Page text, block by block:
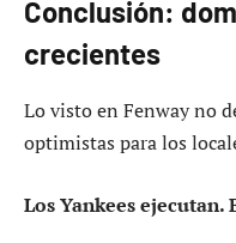
Conclusión:
crecientes
Lo visto en Fenway no
optimistas para los
Los Yankees ejecutan.